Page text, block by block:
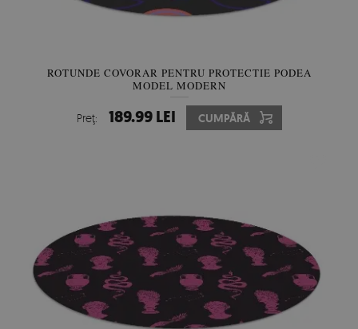
ROTUNDE COVORAR PENTRU PROTECTIE PODEA
MODEL MODERN
Preţ: 189.99 LEI CUMPĂRĂ